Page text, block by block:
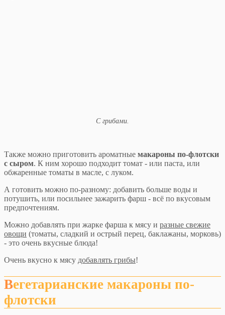
С грибами.
Также можно приготовить ароматные макароны по-флотски
с сыром. К ним хорошо подходит томат - или паста, или
обжаренные томаты в масле, с луком.
А готовить можно по-разному: добавить больше воды и
потушить, или посильнее зажарить фарш - всё по вкусовым
предпочтениям.
Можно добавлять при жарке фарша к мясу и разные свежие
овощи (томаты, сладкий и острый перец, баклажаны, морковь)
- это очень вкусные блюда!
Очень вкусно к мясу добавлять грибы!
Вегетарианские макароны по-
флотски